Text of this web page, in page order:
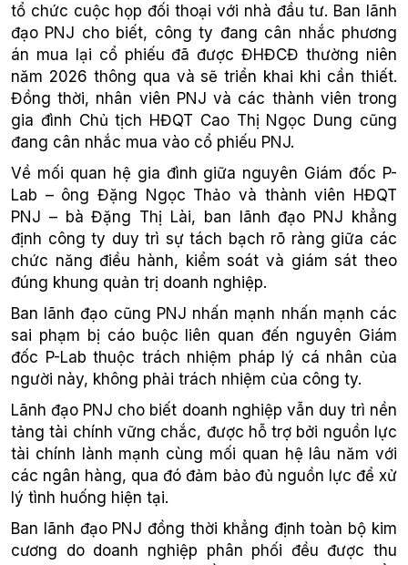
tổ chức cuộc họp đối thoại với nhà đầu tư. Ban lãnh
đạo PNJ cho biết, công ty đang cân nhắc phương
án mua lại cổ phiếu đã được ĐHĐCĐ thường niên
năm 2026 thông qua và sẽ triển khai khi cần thiết.
Đồng thời, nhân viên PNJ và các thành viên trong
gia đình Chủ tịch HĐQT Cao Thị Ngọc Dung cũng
đang cân nhắc mua vào cổ phiếu PNJ.
Về mối quan hệ gia đình giữa nguyên Giám đốc P-
Lab – ông Đặng Ngọc Thảo và thành viên HĐQT
PNJ – bà Đặng Thị Lài, ban lãnh đạo PNJ khẳng
định công ty duy trì sự tách bạch rõ ràng giữa các
chức năng điều hành, kiểm soát và giám sát theo
đúng khung quản trị doanh nghiệp.
Ban lãnh đạo cũng PNJ nhấn mạnh nhấn mạnh các
sai phạm bị cáo buộc liên quan đến nguyên Giám
đốc P-Lab thuộc trách nhiệm pháp lý cá nhân của
người này, không phải trách nhiệm của công ty.
Lãnh đạo PNJ cho biết doanh nghiệp vẫn duy trì nền
tảng tài chính vững chắc, được hỗ trợ bởi nguồn lực
tài chính lành mạnh cùng mối quan hệ lâu năm với
các ngân hàng, qua đó đảm bảo đủ nguồn lực để xử
lý tình huống hiện tại.
Ban lãnh đạo PNJ đồng thời khẳng định toàn bộ kim
cương do doanh nghiệp phân phối đều được thu